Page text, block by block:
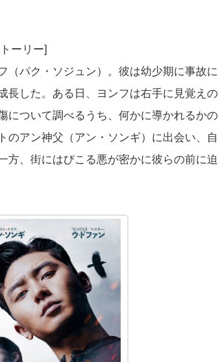
ーリー]
（パク・ソジュン）。彼は幼少期に事故に
長した。ある日、ヨンフは右手に見覚えの
について調べるうち、何かに導かれるかの
のアン神父（アン・ソンギ）に出会い、自
方、街にはびこる悪が密かに彼らの前に迫